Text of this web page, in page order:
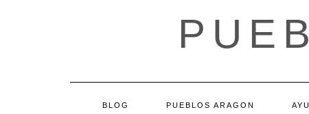
BLOG PUEBLOS ARAGON